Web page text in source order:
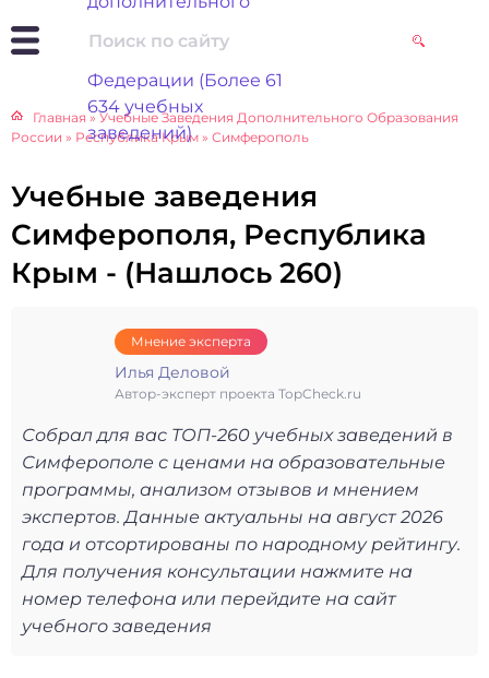
Главная » Учебные Заведения Дополнительного Образования
России » Республика Крым » Симферополь
Учебные заведения
Симферополя, Республика
Крым - (Нашлось 260)
Мнение эксперта
Илья Деловой
Автор-эксперт проекта TopCheck.ru
Собрал для вас ТОП-260 учебных заведений в
Симферополе с ценами на образовательные
программы, анализом отзывов и мнением
экспертов. Данные актуальны на август 2026
года и отсортированы по народному рейтингу.
Для получения консультации нажмите на
номер телефона или перейдите на сайт
учебного заведения